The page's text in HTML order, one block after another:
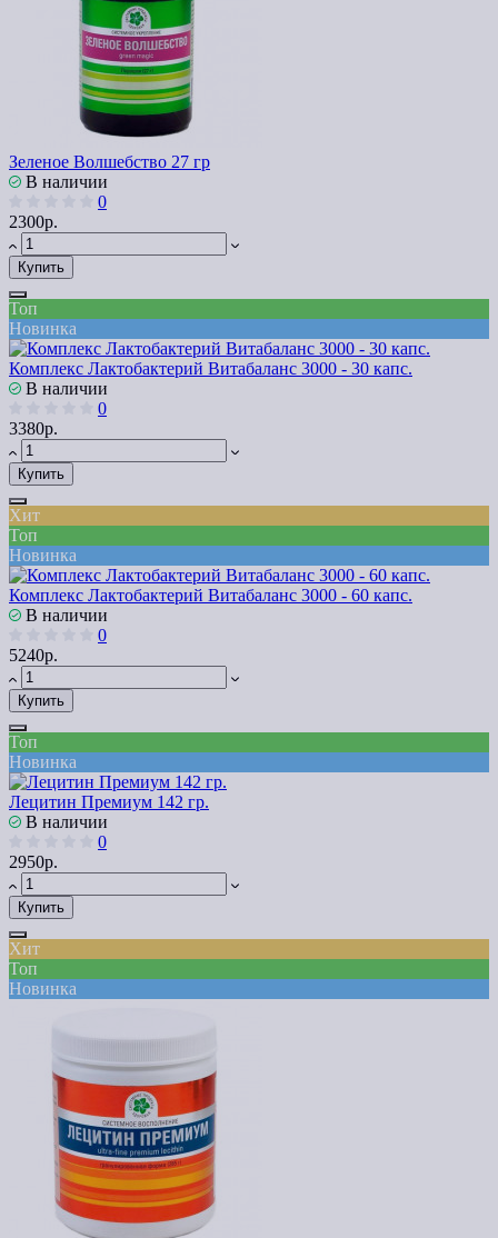
Зеленое Волшебство 27 гр
В наличии
0
2300р.
Купить
Топ
Новинка
Комплекс Лактобактерий Витабаланс 3000 - 30 капс.
В наличии
0
3380р.
Купить
Хит
Топ
Новинка
Комплекс Лактобактерий Витабаланс 3000 - 60 капс.
В наличии
0
5240р.
Купить
Топ
Новинка
Лецитин Премиум 142 гр.
В наличии
0
2950р.
Купить
Хит
Топ
Новинка